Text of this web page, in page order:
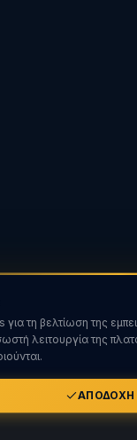
τη βελτίωση της
λειτουργία της